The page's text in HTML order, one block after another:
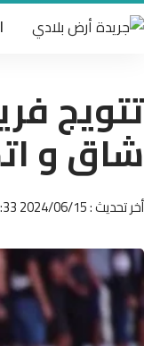
تتويج
شاق و
أخر تحديث : 2024/06/15 at 9:33 صباحًا